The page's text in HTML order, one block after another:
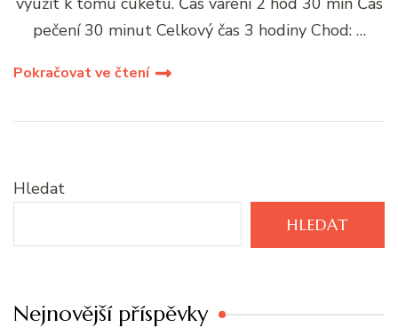
pečení 30 minut Celkový čas 3 hodiny Chod: …
Pokračovat ve čtení
Hledat
HLEDAT
Nejnovější příspěvky